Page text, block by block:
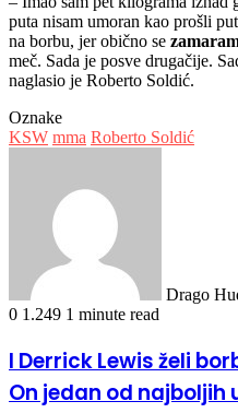
puta nisam umoran kao prošli
na borbu, jer obično se
meč. Sada je posve drugačije.
naglasio je Roberto Soldić.
Oznake
KSW mma Roberto Soldić
Drago
0 1.249 1 minute read
I Derrick Lewis želi
On jedan od najboljih